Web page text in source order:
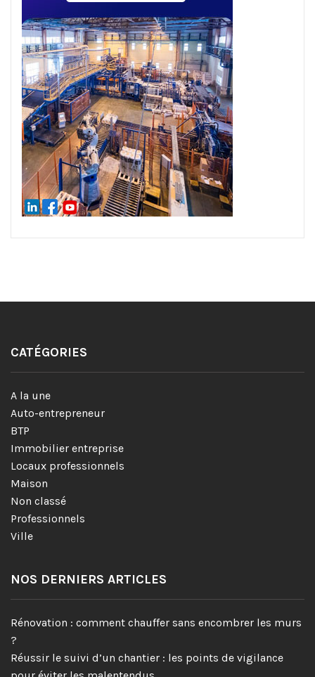
CATÉGORIES
A la une
Auto-entrepreneur
BTP
Immobilier entreprise
Locaux professionnels
Maison
Non classé
Professionnels
Ville
NOS DERNIERS ARTICLES
Rénovation : comment chauffer sans encombrer les murs
?
Réussir le suivi d’un chantier : les points de vigilance